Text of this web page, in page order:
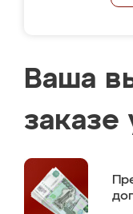
Ваша
заказе